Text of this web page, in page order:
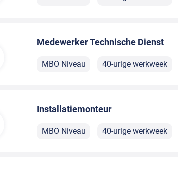
Medewerker Technische Dienst
MBO Niveau 40-urige werkweek
Installatiemonteur
MBO Niveau 40-urige werkweek